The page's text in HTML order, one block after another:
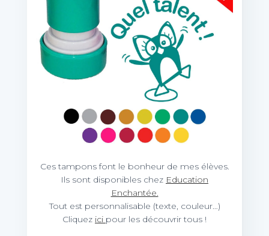
Ces tampons font le bonheur de mes élèves.
Ils sont disponibles chez Education
Enchantée.
Tout est personnalisable (texte, couleur…)
Cliquez ici pour les découvrir tous !